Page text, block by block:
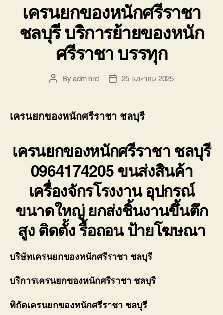
เครนยกของหนักศรีราชา
ชลบุรี บริการย้ายของหนัก
ศรีราชา บรรทุก
PostByadminrd
Post25 เมษายน 2025
เครนยกของหนักศรีราชา ชลบุรี
เครนยกของหนักศรีราชา ชลบุรี
0964174205 ขนส่งสินค้า
เครื่องจักรโรงงาน อุปกรณ์
ขนาดใหญ่ ยกส่งชิ้นงานขึ้นตึก
สูง ติดตั้ง รื้อถอน ป้ายโฆษณา
บริษัทเครนยกของหนักศรีราชา ชลบุรี
บริการเครนยกของหนักศรีราชา ชลบุรี
พิกัดเครนยกของหนักศรีราชา ชลบุรี